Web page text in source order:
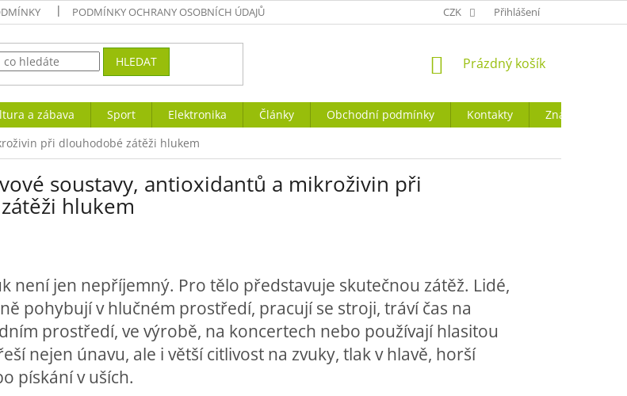
PODMÍNKY OCHRANY OSOBNÍCH ÚDAJŮ CZK Přihlášení
HLEDAT
NÁKUPNÍ
Prázdný košík
a zábava Sport Elektronika Články Obchodní podmínky Kontakty
Značky
při dlouhodobé zátěži hlukem
soustavy, antioxidantů a mikroživin při
hlukem
není jen nepříjemný. Pro tělo představuje skutečnou zátěž. Lidé,
pohybují v hlučném prostředí, pracují se stroji, tráví čas na
prostředí, ve výrobě, na koncertech nebo používají hlasitou
nejen únavu, ale i větší citlivost na zvuky, tlak v hlavě, horší
pískání v uších.